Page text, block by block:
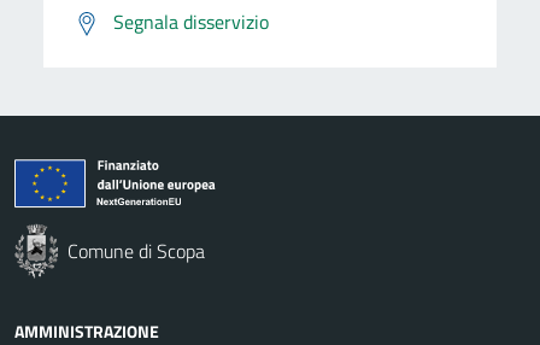
Segnala disservizio
Comune di Scopa
AMMINISTRAZIONE